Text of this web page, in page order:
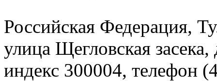
Российская Федерация,
улица Щегловская
индекс 300004, телефон